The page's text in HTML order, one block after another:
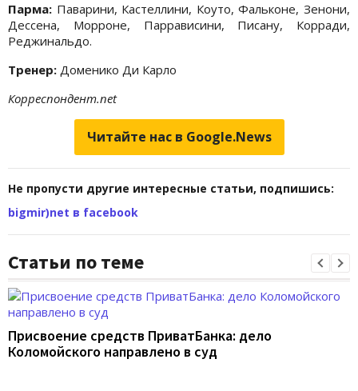
Парма: Паварини, Кастеллини, Коуто, Фальконе, Зенони,
Дессена, Морроне, Паррависини, Писану, Корради,
Реджинальдо.
Тренер: Доменико Ди Карло
Корреспондент.net
Читайте нас в Google.News
Не пропусти другие интересные статьи, подпишись:
bigmir)net в facebook
Статьи по теме
Присвоение средств ПриватБанка: дело
Коломойского направлено в суд